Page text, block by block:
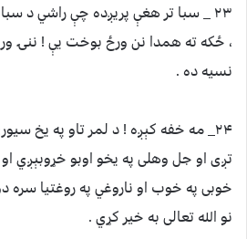
۲۳ _ سبا تر هغې پریږده چې راشي د
، ځکه ته همدا نن ورځ بوخت یې ! ننۍ
نسیه ده .
۲۴_ مه خفه کېږه ! د لمر تاو په یخ
تږی او جل وهلی په یخو اوبو خړوبېږي
خوبی په خوب او ناروغي په روغتیا سره
نو الله تعالی به خیر کړي .